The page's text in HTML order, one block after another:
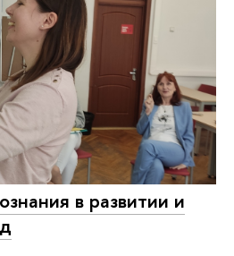
в развитии и